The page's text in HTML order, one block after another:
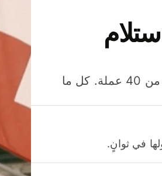
وفّر المال عند إرسال الأموال وإنفاقها واستلامها بأكثر من 40 عملة. كل ما
في ثوانٍ.